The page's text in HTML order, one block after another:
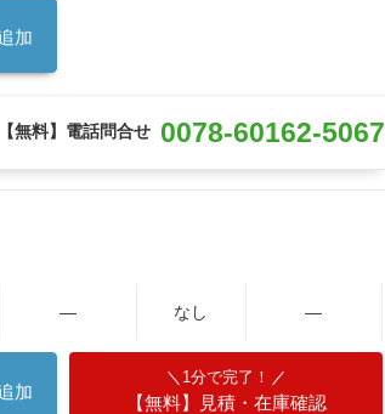
加
【無料】電話問合せ 0078-60162-5067
― なし ―
加
1分で完了！
【無料】見積・在庫確認